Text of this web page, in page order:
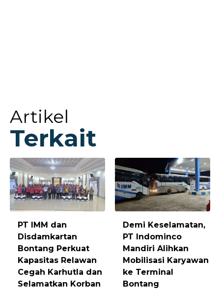
Artikel
Terkait
PT IMM dan
Disdamkartan
Bontang Perkuat
Kapasitas Relawan
Cegah Karhutla dan
Selamatkan Korban
Demi Keselamatan,
PT Indominco
Mandiri Alihkan
Mobilisasi Karyawan
ke Terminal
Bontang